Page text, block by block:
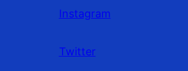
Instagram
Twitter